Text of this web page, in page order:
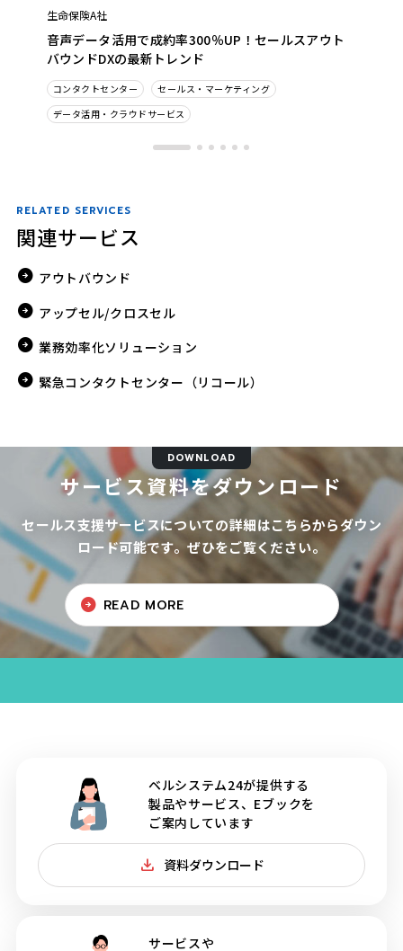
生命保険A社
音声データ活用で成約率300％UP！セールスアウト
バウンドDXの最新トレンド
コンタクトセンター
セールス・マーケティング
データ活用・クラウドサービス
RELATED SERVICES
関連サービス
アウトバウンド
アップセル/クロスセル
業務効率化ソリューション
緊急コンタクトセンター（リコール）
DOWNLOAD
サービス資料をダウンロード
セールス支援サービスについての詳細はこちらからダウン
ロード可能です。ぜひをご覧ください。
READ MORE
ベルシステム24が提供する
製品やサービス、Eブックを
ご案内しています
資料ダウンロード
サービスや